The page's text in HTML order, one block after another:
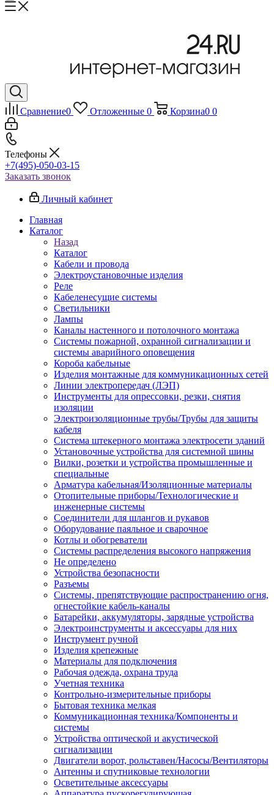
Сравнение0 Отложенные 0 Корзина0 0
Телефоны
+7(495)-050-03-15
Заказать звонок
Личный кабинет
Главная
Каталог
Назад
Каталог
Кабели и провода
Электроустановочные изделия
Реле
Кабеленесущие системы
Светильники
Лампы
Каналы настенного и потолочного монтажа
Системы пожарной, охранной сигнализации и
системы аварийного оповещения
Короба кабельные
Изделия монтажные для коммуникационных сетей
Линии электропередач (ЛЭП)
Инструменты для опрессовки, резки, снятия
изоляции
Электроизоляционные трубы/Трубы для защиты
кабеля
Система штекерного монтажа электросети зданий
Установочные устройства для системной шины
Вилки, розетки и устройства промышленные и
специальные
Арматура кабельная/Изоляционные материалы
Отопительные приборы/Технологические и
инженерные системы
Соединители для шлангов и рукавов
Оборудование паяльное и сварочное
Котлы и обогреватели
Системы распределения высокого напряжения
Не определено
Устройства безопасности
Разъемы
Системы, препятствующие распространению огня,
огнестойкие кабель-каналы
Батарейки, аккумуляторы, зарядные устройства
Электроинструменты и аксессуары для них
Инструмент ручной
Изделия крепежные
Материалы для подключения
Рабочая одежда, охрана труда
Учетная техника
Контрольно-измерительные приборы
Бытовая техника мелкая
Коммуникационная техника/Компоненты и
системы
Устройства оптической и акустической
сигнализации
Двигатели ворот, рольставен/Насосы/Вентиляторы
Антенны и спутниковые технологии
Осветительные аксессуары